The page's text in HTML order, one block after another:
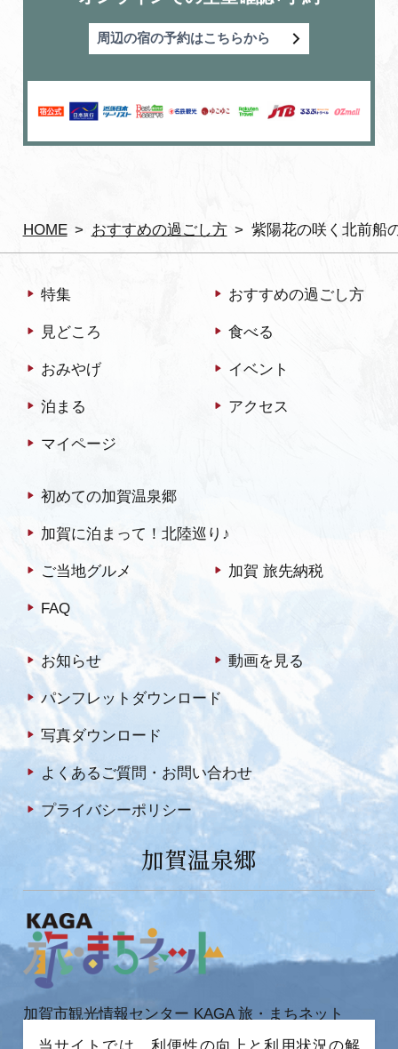
HOME おすすめの過ごし方 紫陽花の咲く北前船
周辺の宿の予約はこちらから
特集 おすすめの過ごし方
見どころ 食べる
おみやげ イベント
泊まる アクセス
マイページ
初めての加賀温泉郷
加賀に泊まって！北陸巡り♪
ご当地グルメ 加賀 旅先納税
FAQ
お知らせ 動画を見る
パンフレットダウンロード
写真ダウンロード
よくあるご質問・お問い合わせ
プライバシーポリシー
加賀温泉郷
加賀市観光情報センター KAGA 旅・まちネット
〒922-0423